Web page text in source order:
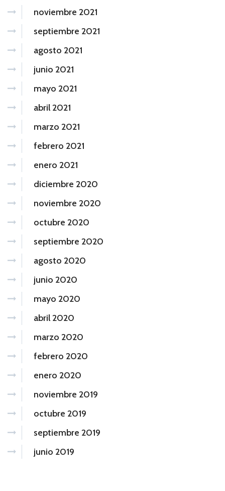
noviembre 2021
septiembre 2021
agosto 2021
junio 2021
mayo 2021
abril 2021
marzo 2021
febrero 2021
enero 2021
diciembre 2020
noviembre 2020
octubre 2020
septiembre 2020
agosto 2020
junio 2020
mayo 2020
abril 2020
marzo 2020
febrero 2020
enero 2020
noviembre 2019
octubre 2019
septiembre 2019
junio 2019